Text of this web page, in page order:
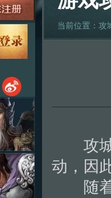
当前位置： 攻
攻城
动，因
随着